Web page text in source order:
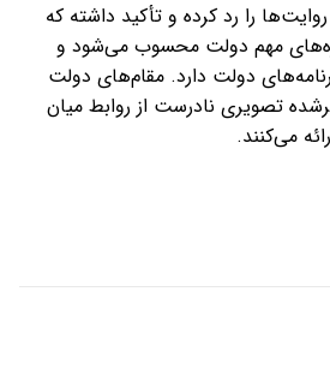
را رد کرده و تأکید داشته که
مهم دولت محسوب می‌شود و
دولت دارد. مقام‌های دولت
تصویری نادرست از روابط میان
می‌کنند.